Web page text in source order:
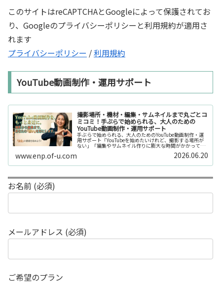
このサイトはreCAPTCHAとGoogleによって保護されてお
り、Googleのプライバシーポリシーと利用規約が適用さ
れます
プライバシーポリシー /利用規約
YouTube動画制作・運用サポート
撮影場所・機材・編集・サムネイルまで丸ごとコ
ミコミ！手ぶらで始められる、大人のための
YouTube動画制作・運用サポート
手ぶらで始められる、大人のためのYouTube動画制作・運
用サポート「YouTubeを始めたいけれど、撮影する場所が
ない」「編集やサムネイル作りに膨大な時間がかかって長
続きしない」「機材を揃えるだけで何万円もかかってしま
www.enp.of-u.com 2026.06.20
お名前 (必須)
メールアドレス (必須)
ご希望のプラン